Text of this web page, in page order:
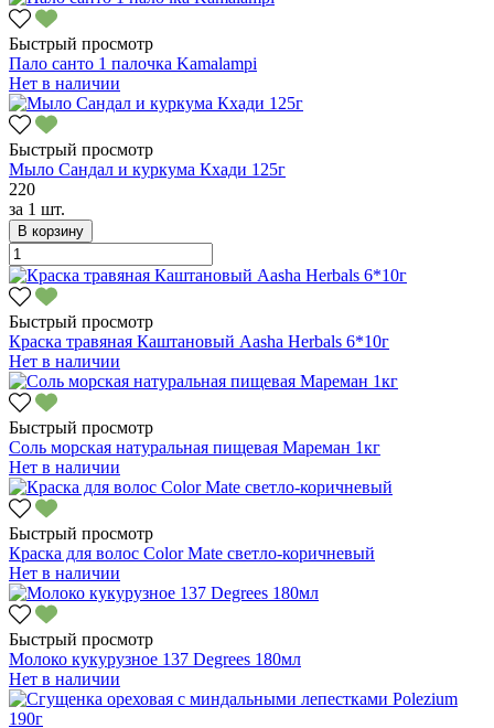
Быстрый просмотр
Пало санто 1 палочка Kamalampi
Нет в наличии
Быстрый просмотр
Мыло Сандал и куркума Кхади 125г
220
за 1 шт.
В корзину
Быстрый просмотр
Краска травяная Каштановый Aasha Herbals 6*10г
Нет в наличии
Быстрый просмотр
Соль морская натуральная пищевая Мареман 1кг
Нет в наличии
Быстрый просмотр
Краска для волос Color Mate светло-коричневый
Нет в наличии
Быстрый просмотр
Молоко кукурузное 137 Degrees 180мл
Нет в наличии